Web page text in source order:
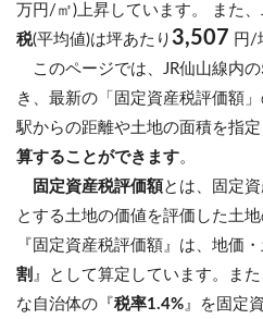
万円/㎡)上昇しています。
また
税(平均値)は坪あたり 3,507 円/
このページでは、JR仙山線内の
き、最新の「固定資産税評価額
駅からの距離や土地の面積を指定
算することができます。
固定資産税評価額とは、固定
とする土地の価値を評価した土地
『固定資産税評価額』は、地価
割 』として算定しています。ま
な自治体の『税率1.4% 』を固定